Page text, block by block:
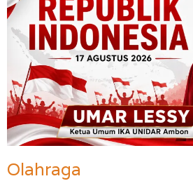
Olahraga